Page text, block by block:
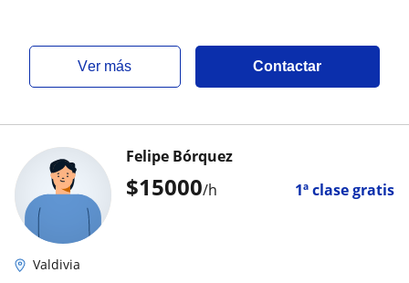
ver más Contactar
$15000/h 1ª clase gratis
Felipe Bórquez
Valdivia